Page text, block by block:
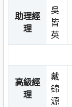
助理經
理
吳
皆
英
高級經
理
戴
錦
源